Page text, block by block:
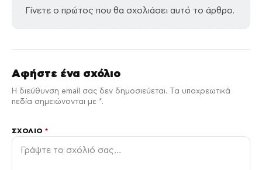
Γίνετε ο πρώτος που θα σχολιάσει αυτό το άρθρο.
Αφήστε ένα σχόλιο
Η διεύθυνση email σας δεν δημοσιεύεται. Τα υποχρεωτικά
πεδία σημειώνονται με *.
ΣΧΌΛΙΟ*